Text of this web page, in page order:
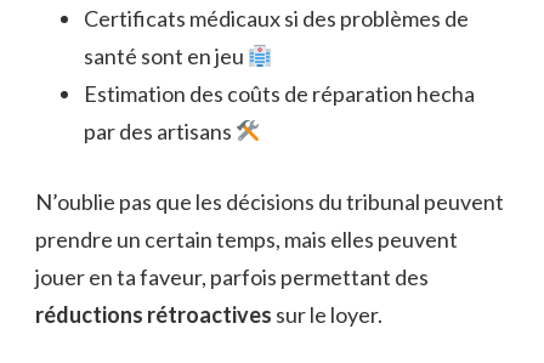
Certificats médicaux si des problèmes de
santé sont en jeu
Estimation des coûts de réparation hecha
par des artisans
N’oublie pas que les décisions du tribunal peuvent
prendre un certain temps, mais elles peuvent
jouer en ta faveur, parfois permettant des
réductions rétroactives sur le loyer.